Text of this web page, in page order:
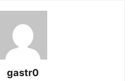
gastr0